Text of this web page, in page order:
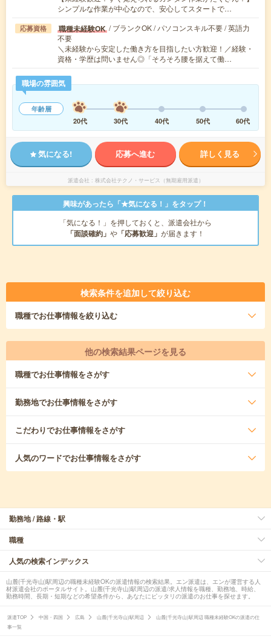
シンプルな作業が中心なので、安心してスタートで…
応募資格 職種未経験OK / ブランクOK / パソコンスキル不要 / 英語力
不要
＼未経験から安定した働き方を目指したい方歓迎！／経験・
資格・学歴は問いません◎「そろそろ腰を据えて働…
職場の雰囲気
年齢層
20代
30代 40代 50代 60代
気になる! 応募へ進む 詳しく見る
派遣会社 株式会社テクノ・サービス（無期雇用派遣）
興味があったら「★気になる！」をタップ！
「気になる！」を押しておくと、派遣会社から
「面談確約」 や 「応募歓迎」 が届きます！
検索条件を追加して絞り込む
職種でお仕事情報を絞り込む
他の検索結果ページを見る
職種でお仕事情報をさがす
勤務地でお仕事情報をさがす
こだわりでお仕事情報をさがす
人気のワードでお仕事情報をさがす
勤務地 / 路線・駅
職種
人気の検索インデックス
山麓(千光寺山)駅周辺の職種未経験OKの派遣情報の検索結果。エン派遣は、エンが運営する人
材派遣会社のポータルサイト。山麓(千光寺山)駅周辺の派遣/求人情報を職種、勤務地、時給、
勤務時間、長期・短期などの希望条件から、あなたにピッタリの派遣のお仕事を探せます。
派遣TOP 中国・四国 広島 山麓(千光寺山)駅周辺
山麓(千光寺山)駅周辺 職種未経験OKの派遣の仕
事一覧